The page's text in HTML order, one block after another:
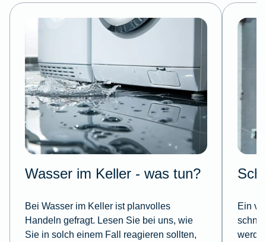
Wasser im Keller - was tun?
Bei Wasser im Keller ist planvolles
Handeln gefragt. Lesen Sie bei uns, wie
Sie in solch einem Fall reagieren sollten,
Ein